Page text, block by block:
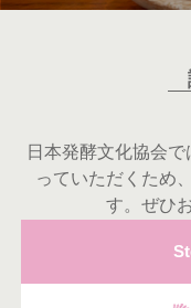
日本発酵文化協会
っていただくため
す。ぜひ